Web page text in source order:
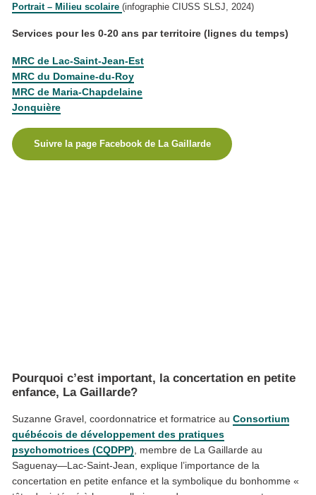
Portrait – Milieu scolaire (infographie CIUSS SLSJ, 2024)
Services pour les 0-20 ans par territoire (lignes du temps)
MRC de Lac-Saint-Jean-Est
MRC du Domaine-du-Roy
MRC de Maria-Chapdelaine
Jonquière
Suivre la page Facebook de La Gaillarde
Pourquoi c’est important, la concertation en petite
enfance, La Gaillarde?
Suzanne Gravel, coordonnatrice et formatrice au Consortium
québécois de développement des pratiques
psychomotrices (CQDPP) , membre de La Gaillarde au
Saguenay—Lac-Saint-Jean, explique l’importance de la
concertation en petite enfance et la symbolique du bonhomme «